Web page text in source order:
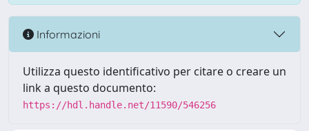
Informazioni
Utilizza questo identificativo per citare o creare un
link a questo documento:
https://hdl.handle.net/11590/546256